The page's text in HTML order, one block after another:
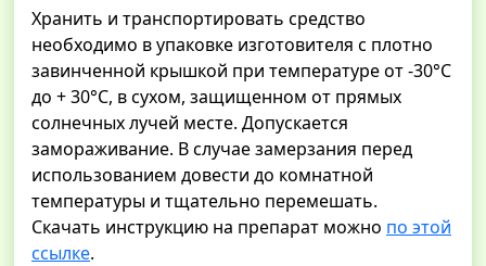
Хранить и транспортировать средство
необходимо в упаковке изготовителя с плотно
завинченной крышкой при температуре от -30°С
до + 30°С, в сухом, защищенном от прямых
солнечных лучей месте. Допускается
замораживание. В случае замерзания перед
использованием довести до комнатной
температуры и тщательно перемешать.
Скачать инструкцию на препарат можно по этой
ссылке.